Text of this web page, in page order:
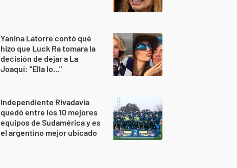
Yanina Latorre contó qué
hizo que Luck Ra tomara la
decisión de dejar a La
Joaqui: "Ella lo..."
Independiente Rivadavia
quedó entre los 10 mejores
equipos de Sudamérica y es
el argentino mejor ubicado